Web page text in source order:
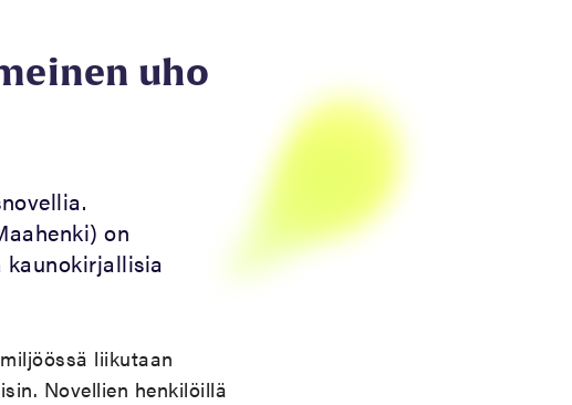
uho
on
kaunokirjallisia
liikutaan
Novellien henkilöillä